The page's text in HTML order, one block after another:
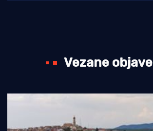
Vezane objave